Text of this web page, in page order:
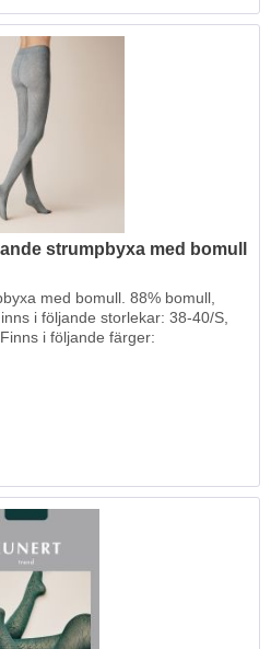
strumpbyxa med bomull
med bomull. 88% bomull,
i följande storlekar: 38-40/S,
i följande färger: